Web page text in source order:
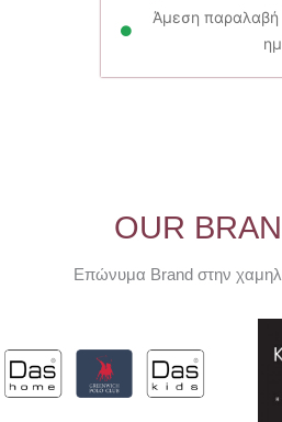
Άμεση
OUR
Επώνυμα Brand στην